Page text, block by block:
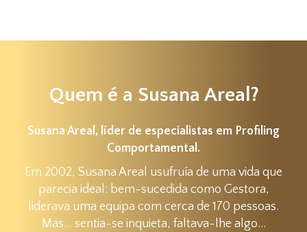
Quem é a Susana Areal?
Susana Areal, líder de especialistas em Profiling
Comportamental.
Em 2002, Susana Areal usufruía de uma vida que
parecia ideal: bem-sucedida como Gestora,
liderava uma equipa com cerca de 170 pessoas.
Mas… sentia-se inquieta, faltava-lhe algo…